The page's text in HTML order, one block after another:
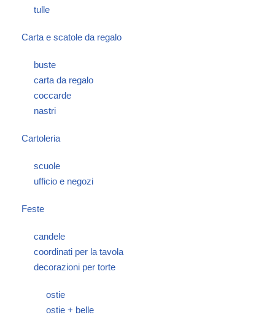
tulle
Carta e scatole da regalo
buste
carta da regalo
coccarde
nastri
Cartoleria
scuole
ufficio e negozi
Feste
candele
coordinati per la tavola
decorazioni per torte
ostie
ostie + belle